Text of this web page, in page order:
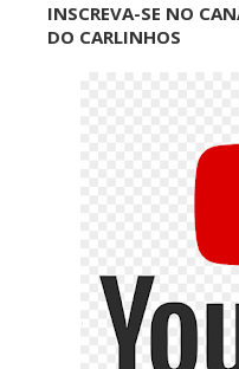
INSCREVA-SE NO
DO CARLINHOS